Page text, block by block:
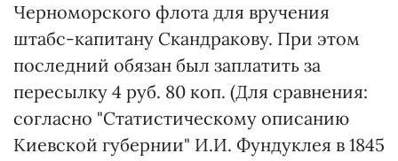
Черноморского флота для вручения
штабс-капитану Скандракову. При этом
последний обязан был заплатить за
пересылку 4 руб. 80 коп. (Для сравнения:
согласно "Статистическому описанию
Киевской губернии" И.И. Фундуклея в 1845